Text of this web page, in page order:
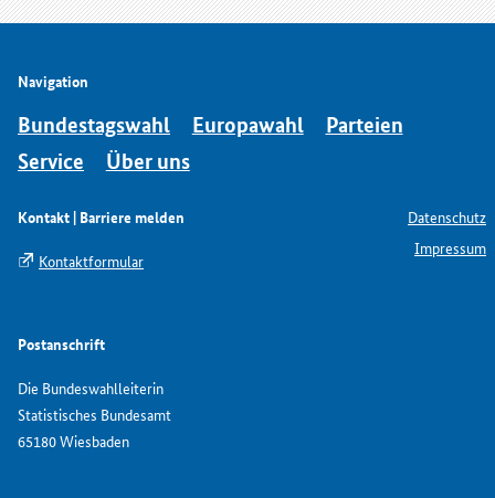
Navigation
Bundestagswahl Europawahl
Parteien
Service
Über uns
Kontakt | Barriere melden
Kontaktformular
Postanschrift
Die Bundeswahlleiterin
Statistisches Bundesamt
65180 Wiesbaden
Datenschutz
Impressum